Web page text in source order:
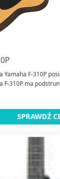
Yamaha F-310P
F-310P ma
SPRAWDŹ